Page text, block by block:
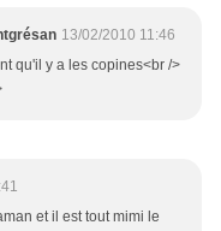
13/02/2010 11:46
qu'il y a les copines<br />
et il est tout mimi le